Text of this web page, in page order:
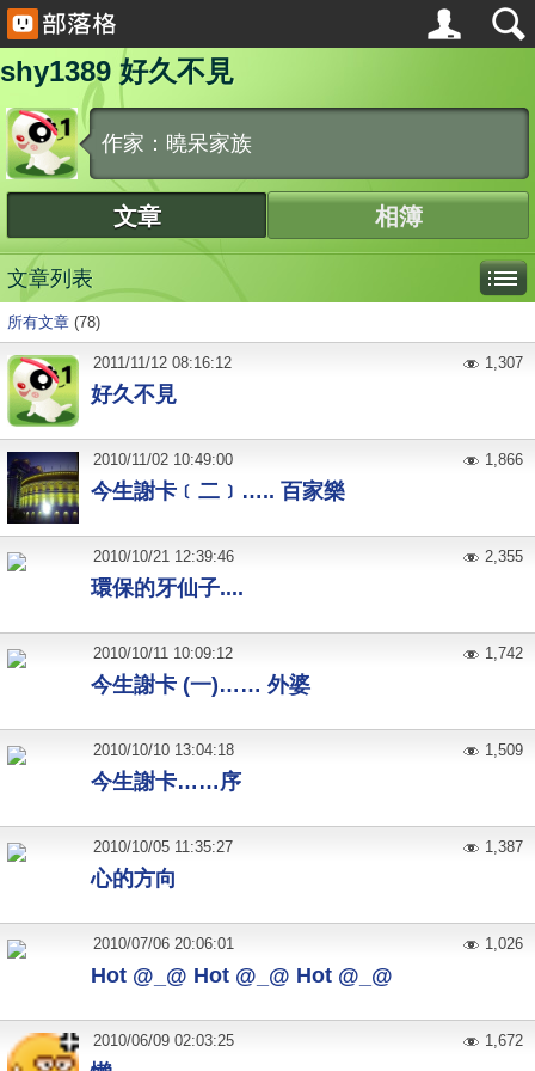
shy1389 好久不見
作家：曉呆家族
文章 相簿
文章列表
所有文章 (78)
好久不見
2011/11/12 08:16:12 1,307
今生謝卡﹝二﹞….. 百家樂
2010/11/02 10:49:00 1,866
環保的牙仙子....
2010/10/21 12:39:46 2,355
今生謝卡 (一)…… 外婆
2010/10/11 10:09:12 1,742
今生謝卡……序
2010/10/10 13:04:18 1,509
心的方向
2010/10/05 11:35:27 1,387
Hot @_@ Hot @_@ Hot @_@
2010/07/06 20:06:01 1,026
2010/06/09 02:03:25 1,672